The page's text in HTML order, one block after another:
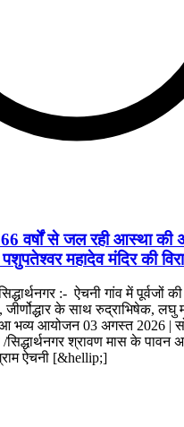
वर्षों से जल रही आस्था की
महादेव मंदिर की
:- ऐचनी गांव में पूर्वजों
जीर्णोद्धार के साथ रुद्राभिषेक, लघु
भव्य आयोजन 03 अगस्त 2026 |
/सिद्धार्थनगर श्रावण मास के पावन
ऐचनी [&hellip;]